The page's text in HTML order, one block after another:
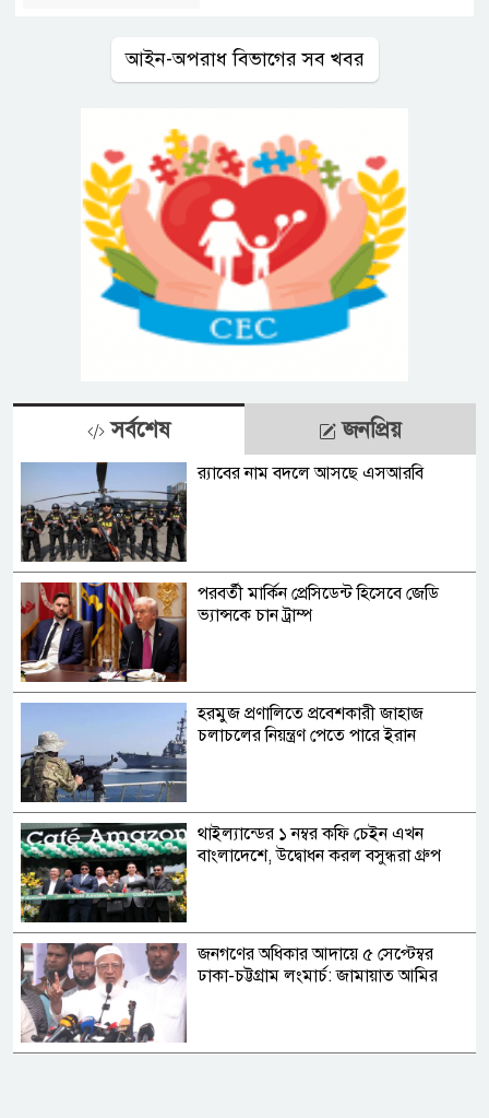
আইন-অপরাধ বিভাগের সব খবর
সর্বশেষ জনপ্রিয়
র‍্যাবের নাম বদলে আসছে এসআরবি
পরবর্তী মার্কিন প্রেসিডেন্ট হিসেবে জেডি
ভ্যান্সকে চান ট্রাম্প
হরমুজ প্রণালিতে প্রবেশকারী জাহাজ
চলাচলের নিয়ন্ত্রণ পেতে পারে ইরান
থাইল্যান্ডের ১ নম্বর কফি চেইন এখন
বাংলাদেশে, উদ্বোধন করল বসুন্ধরা গ্রুপ
জনগণের অধিকার আদায়ে ৫ সেপ্টেম্বর
ঢাকা-চট্টগ্রাম লংমার্চ: জামায়াত আমির